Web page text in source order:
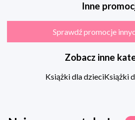
Inne
Sprawdź promocje
Zobacz inne
Książki dla dzieciKsiążki